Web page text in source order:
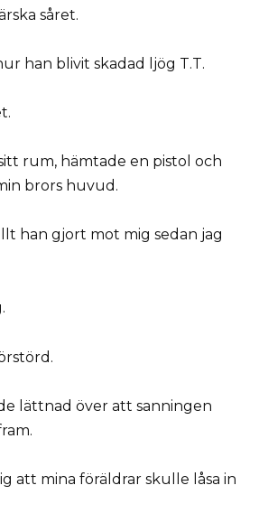
såret.
han blivit skadad ljög T.T.
rum, hämtade en pistol och
brors huvud.
han gjort mot mig sedan jag
lättnad över att sanningen
att mina föräldrar skulle låsa in